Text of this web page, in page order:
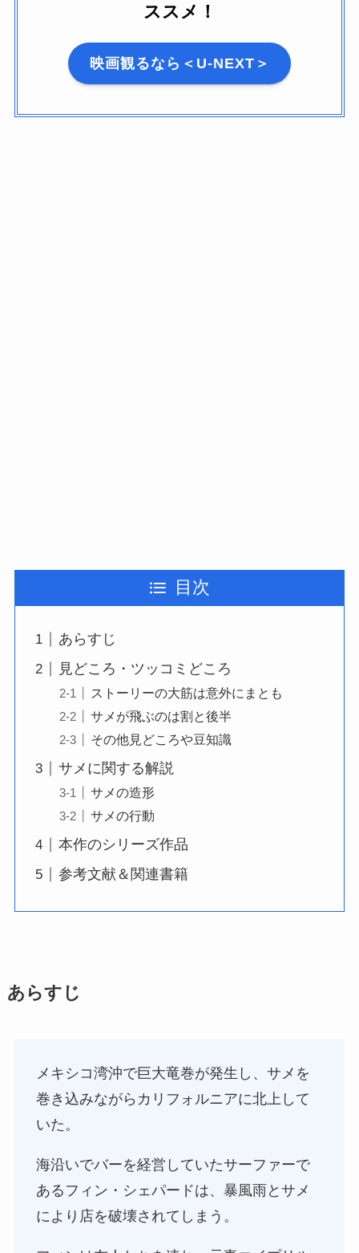
ススメ！
映画観るなら＜U-NEXT＞
目次
あらすじ
見どころ・ツッコミどころ
ストーリーの大筋は意外にまとも
サメが飛ぶのは割と後半
その他見どころや豆知識
サメに関する解説
サメの造形
サメの行動
本作のシリーズ作品
参考文献＆関連書籍
あらすじ
メキシコ湾沖で巨大竜巻が発生し、サメを
巻き込みながらカリフォルニアに北上して
いた。
海沿いでバーを経営していたサーファーで
あるフィン・シェパードは、暴風雨とサメ
により店を破壊されてしまう。